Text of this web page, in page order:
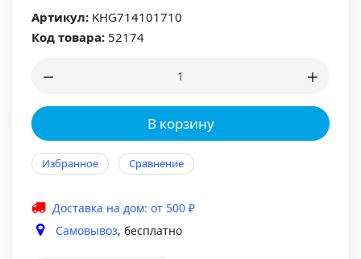
Артикул: KHG714101710
Код товара: 52174
В корзину
Избранное Сравнение
Доставка на дом: от 500 ₽
Самовывоз, бесплатно